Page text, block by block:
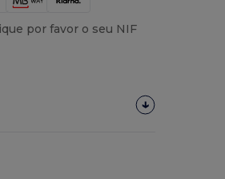
por favor o seu NIF